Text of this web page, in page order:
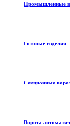
Промышленные
Готовые изделия
Секционные
Ворота